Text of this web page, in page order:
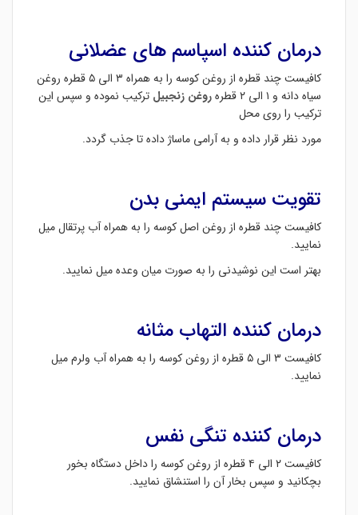
درمان کننده اسپاسم های عضلانی
کافیست چند قطره از روغن کوسه را به همراه ۳ الی ۵ قطره روغن
سیاه دانه و ۱ الی ۲ قطره
روغن زنجبیل ترکیب نموده و سپس این
ترکیب را روی محل
مورد نظر قرار داده و به آرامی ماساژ داده تا جذب گردد.
تقویت سیستم ایمنی بدن
کافیست چند قطره از روغن اصل کوسه را به همراه آب پرتقال میل
نمایید.
بهتر است این نوشیدنی را به صورت میان وعده میل نمایید.
درمان کننده التهاب مثانه
کافیست ۳ الی ۵ قطره از روغن کوسه را به همراه آب ولرم میل
نمایید.
درمان کننده تنگی نفس
کافیست ۲ الی ۴ قطره از روغن کوسه را داخل دستگاه بخور
بچکانید و سپس بخار آن را استنشاق نمایید.